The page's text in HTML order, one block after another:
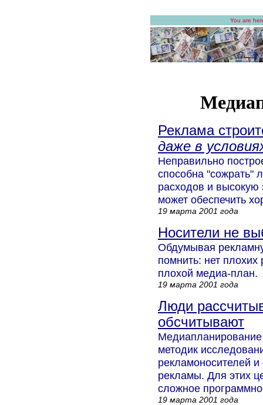
You are
Реклама
даже в
Неправильно
способна "сожрать"
расходов и
может обеспечить
19 марта 2001 года
Носители не
Обдумывая
помнить: нет плохих
плохой медиа-план.
19 марта 2001 года
Люди
обсчитывают
методик
рекламоносителей
рекламы. Для этих
сложное
19 марта 2001 года